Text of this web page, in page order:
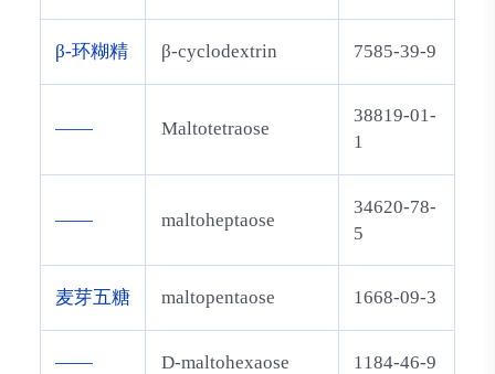
β-环糊精 β-cyclodextrin 7585-39-9
—— Maltotetraose
38819-01-
1
—— maltoheptaose
34620-78-
5
麦芽五糖 maltopentaose 1668-09-3
—— D-maltohexaose 1184-46-9